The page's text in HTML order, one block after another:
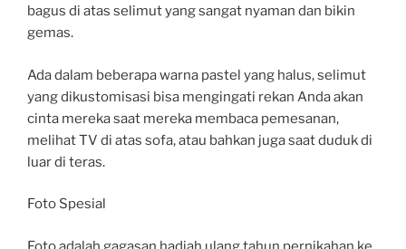
bagus di atas selimut yang sangat nyaman dan bikin
gemas.
Ada dalam beberapa warna pastel yang halus, selimut
yang dikustomisasi bisa mengingati rekan Anda akan
cinta mereka saat mereka membaca pemesanan,
melihat TV di atas sofa, atau bahkan juga saat duduk di
luar di teras.
Foto Spesial